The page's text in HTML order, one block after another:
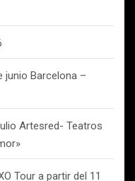
junio Barcelona –
Artesred- Teatros
Tour a partir del 11